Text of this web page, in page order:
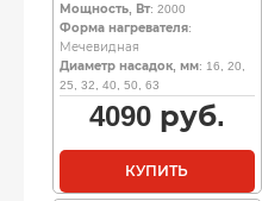
Мощность, Вт: 2000
Форма нагревателя:
Мечевидная
Диаметр насадок, мм: 16, 20,
25, 32, 40, 50, 63
4090руб.
КУПИТЬ